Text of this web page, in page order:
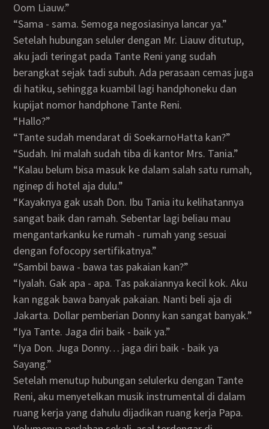
Oom Liauw.”
“Sama - sama. Semoga negosiasinya lancar ya.”
Setelah hubungan seluler dengan Mr. Liauw ditutup,
aku jadi teringat pada Tante Reni yang sudah
berangkat sejak tadi subuh. Ada perasaan cemas juga
di hatiku, sehingga kuambil lagi handphoneku dan
kupijat nomor handphone Tante Reni.
“Hallo?”
“Tante sudah mendarat di SoekarnoHatta kan?”
“Sudah. Ini malah sudah tiba di kantor Mrs. Tania.”
“Kalau belum bisa masuk ke dalam salah satu rumah,
nginep di hotel aja dulu.”
“Kayaknya gak usah Don. Ibu Tania itu kelihatannya
sangat baik dan ramah. Sebentar lagi beliau mau
mengantarkanku ke rumah - rumah yang sesuai
dengan fofocopy sertifikatnya.”
“Sambil bawa - bawa tas pakaian kan?”
“Iyalah. Gak apa - apa. Tas pakaiannya kecil kok. Aku
kan nggak bawa banyak pakaian. Nanti beli aja di
Jakarta. Dollar pemberian Donny kan sangat banyak.”
“Iya Tante. Jaga diri baik - baik ya.”
“Iya Don. Juga Donny… jaga diri baik - baik ya
Sayang.”
Setelah menutup hubungan selulerku dengan Tante
Reni, aku menyetelkan musik instrumental di dalam
ruang kerja yang dahulu dijadikan ruang kerja Papa.